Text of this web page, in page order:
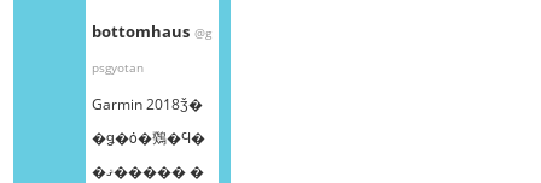
bottomhaus @g
psgyotan
Garmin 2018ǯ�
�ǥ�ȯ�䳫�Ϥ�
�ޤ����� �